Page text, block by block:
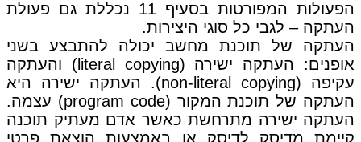
הפעולות המפורטות בסעיף 11 נכללת גם פעולת
העתקה – לגבי כל סוגי היצירות.
העתקה של תוכנת מחשב יכולה להתבצע בשני
אופנים: העתקה ישירה (literal copying) והעתקה
עקיפה (non-literal copying). העתקה ישירה היא
העתקה של תוכנת המקור (program code) עצמה.
העתקה ישירה מתרחשת כאשר אדם מעתיק תוכנה
קיימת מדיסק לדיסק או באמצעות הוצאת פרטי